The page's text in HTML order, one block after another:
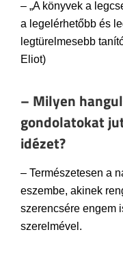
– „A könyvek a
a legelérhetőbb és
legtürelmesebb
Eliot)
– Milyen
gondolatokat
idézet?
– Természetesen a
eszembe, akinek
szerencsére engem
szerelmével.